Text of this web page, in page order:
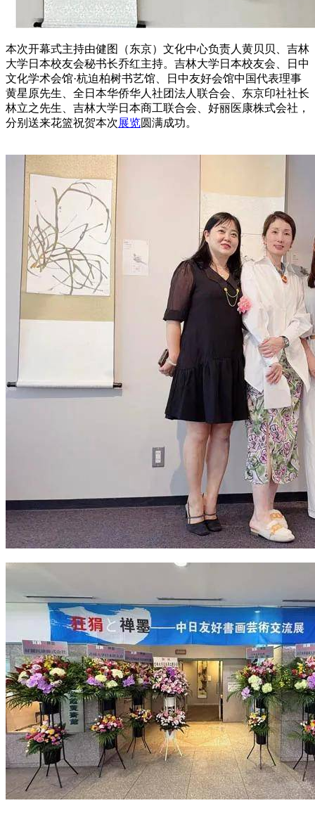
本次开幕式主持由健图（东京）文化中心负责人黄贝贝、吉林
大学日本校友会秘书长乔红主持。吉林大学日本校友会、日中
文化学术会馆·杭迫柏树书艺馆、日中友好会馆中国代表理事
黄星原先生、全日本华侨华人社团法人联合会、东京印社社长
林立之先生、吉林大学日本商工联合会、好丽医康株式会社，
分别送来花篮祝贺本次展览圆满成功。